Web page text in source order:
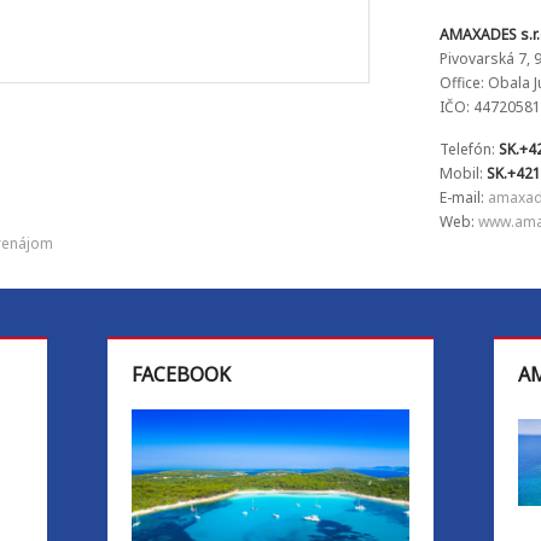
AMAXADES
Pivovarská 7,
Office: Obala
IČO:
Telefón:
Mobil:
E-mail:
Web:
FACEBOOK